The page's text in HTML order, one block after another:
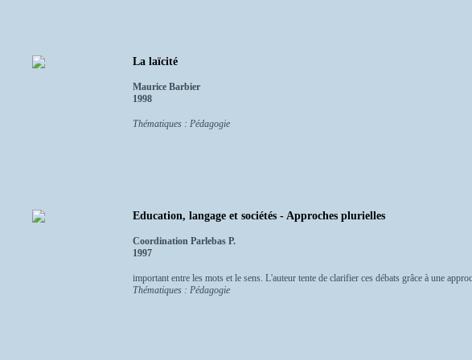
La laïcité
Maurice Barbier
1998
Thématiques : Pédagogie
Education, langage et sociétés - Approches plurielles
Coordination Parlebas P.
1997
important entre les mots et le sens. L'auteur tente de clarifier ces débats grâce à une
Thématiques : Pédagogie